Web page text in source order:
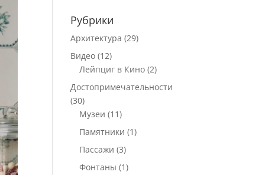
Рубрики
Архитектура (29)
Видео (12)
Лейпциг в Кино (2)
Достопримечательности
(30)
Музеи (11)
Памятники (1)
Пассажи (3)
Фонтаны (1)